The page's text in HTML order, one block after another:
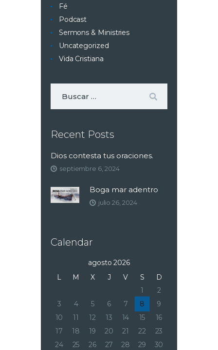
Fé
Podcast
Sermons & Ministries
Uncategorized
Vida Cristiana
Recent Posts
Dios contesta tus oraciones.
septiembre 6, 2024
Boga mar adentro
julio 26, 2024
Calendar
agosto 2026
L
M X J V S
D
1
2
3
4 5 6 7 8
9
10
11 12 13 14 15
16
17
18 19 20 21 22
23
24
25 26 27 28 29
30